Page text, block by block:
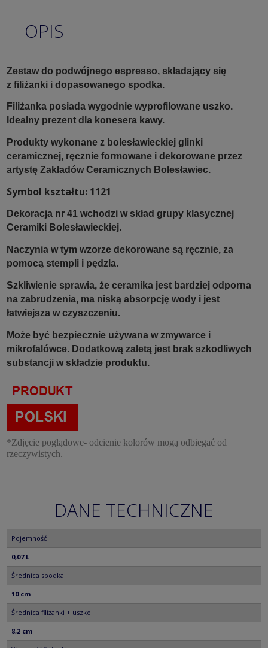
OPIS
Zestaw do podwójnego espresso, składający się
z filiżanki i dopasowanego spodka.
Filiżanka posiada wygodnie wyprofilowane uszko.
Idealny prezent dla konesera kawy.
Produkty wykonane z bolesławieckiej glinki
ceramicznej, ręcznie formowane i dekorowane przez
artystę Zakładów Ceramicznych Bolesławiec.
Symbol kształtu: 1121
Dekoracja nr 41 wchodzi w skład grupy klasycznej
Ceramiki Bolesławieckiej.
Naczynia w tym wzorze dekorowane są ręcznie, za
pomocą stempli i pędzla.
Szkliwienie sprawia, że ceramika jest bardziej odporna
na zabrudzenia, ma niską absorpcję wody i jest
łatwiejsza w czyszczeniu.
Może być bezpiecznie używana w zmywarce i
mikrofalówce. Dodatkową zaletą jest brak szkodliwych
substancji w składzie produktu.
*Zdjęcie poglądowe- odcienie kolorów mogą odbiegać od
rzeczywistych.
DANE TECHNICZNE
Pojemność
0,07 L
Średnica spodka
10 cm
Średnica filiżanki + uszko
8,2 cm